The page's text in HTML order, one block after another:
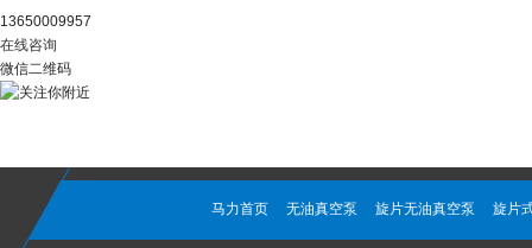
13650009957
在线咨询
微信二维码
马力首页 无油真空泵 旋片无油真空泵 旋片